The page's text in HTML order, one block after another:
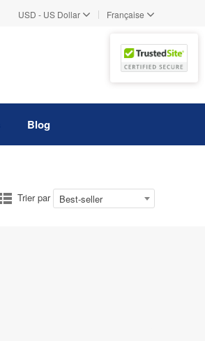
USD - US Dollar | Française
Blog
Trier par Best-seller